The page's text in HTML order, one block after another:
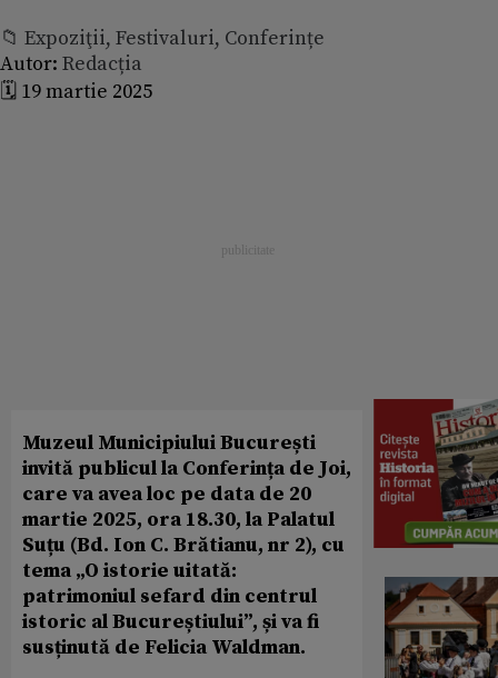
📁 Expoziţii, Festivaluri, Conferințe
Autor: Redacția
🗓️ 19 martie 2025
Muzeul Municipiului București
invită publicul la Conferința de Joi,
care va avea loc pe data de 20
martie 2025, ora 18.30, la Palatul
Suțu (Bd. Ion C. Brătianu, nr 2), cu
tema „O istorie uitată:
patrimoniul sefard din centrul
istoric al Bucureștiului”, și va fi
susținută de Felicia Waldman.